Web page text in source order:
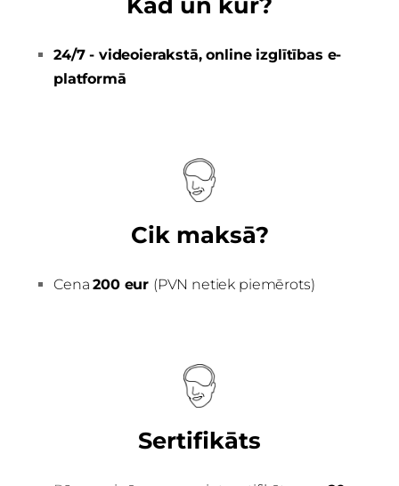
24/7 - videoierakstā, online izglītības e-
platformā
Cik maksā?
Cena200 eur (PVN netiek piemērots)
Sertifikāts